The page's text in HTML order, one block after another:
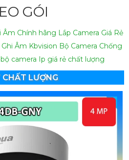
GÓI
Âm Chính hãng Lắp Camera Giá Rẻ
Âm Kbvision Bộ Camera Chống
camera Ip giá rẻ chất lượng
CHẤT LƯỢNG